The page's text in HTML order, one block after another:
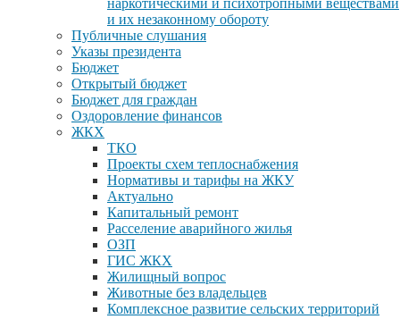
наркотическими и психотропными веществами
и их незаконному обороту
Публичные слушания
Указы президента
Бюджет
Открытый бюджет
Бюджет для граждан
Оздоровление финансов
ЖКХ
ТКО
Проекты схем теплоснабжения
Нормативы и тарифы на ЖКУ
Актуально
Капитальный ремонт
Расселение аварийного жилья
ОЗП
ГИС ЖКХ
Жилищный вопрос
Животные без владельцев
Комплексное развитие сельских территорий